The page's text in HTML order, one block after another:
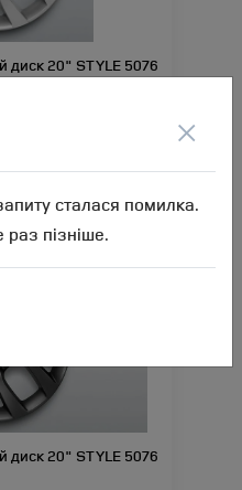
диск 20" STYLE 5076
Артикул:N00000760
диск 20" STYLE 5076
×
сталася помилка.
пізніше.